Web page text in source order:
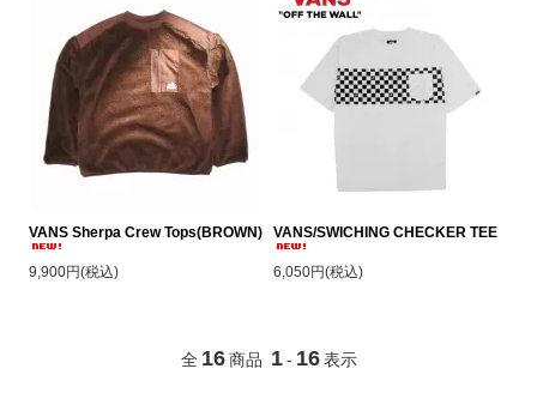
VANS Sherpa Crew Tops(BROWN)
9,900円(税込)
VANS/SWICHING CHECKER TEE
6,050円(税込)
全 16 商品 1 - 16 表示